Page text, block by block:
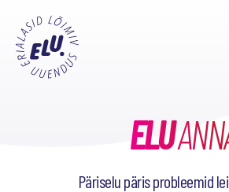
ELU
Päriselu päris probleemid
SEL
TAHAD